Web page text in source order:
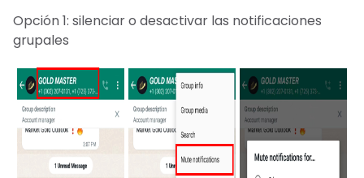
Opción 1: silenciar o desactivar las notificaciones
grupales